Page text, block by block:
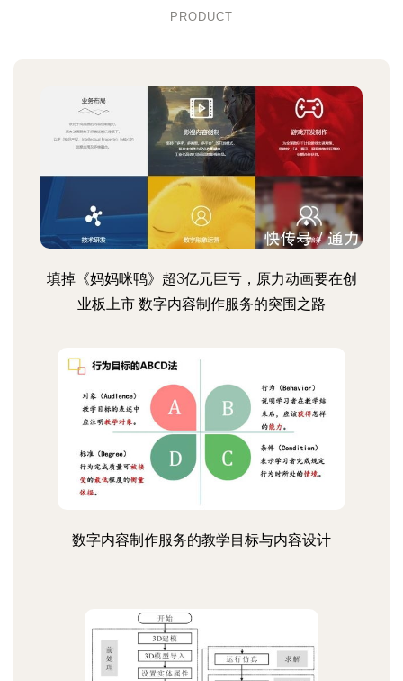
PRODUCT
填掉《妈妈咪鸭》超3亿元巨亏，原力动画要在创
业板上市 数字内容制作服务的突围之路
数字内容制作服务的教学目标与内容设计